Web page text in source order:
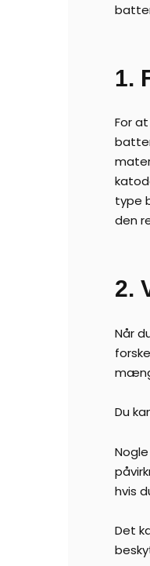
1.
For
type
den
2.
Når
Du
hvis
Det